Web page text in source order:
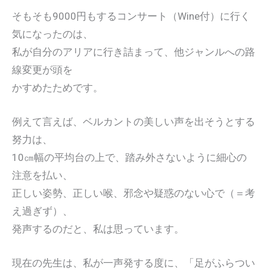
そもそも9000円もするコンサート（Wine付）に行く
気になったのは、
私が自分のアリアに行き詰まって、他ジャンルへの路
線変更が頭を
かすめたためです。
例えて言えば、ベルカントの美しい声を出そうとする
努力は、
10㎝幅の平均台の上で、踏み外さないように細心の
注意を払い、
正しい姿勢、正しい喉、邪念や疑惑のない心で（＝考
え過ぎず）、
発声するのだと、私は思っています。
現在の先生は、私が一声発する度に、「足がふらつい